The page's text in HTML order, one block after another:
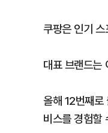
쿠팡은 인기
대표 브랜드는
올해 12번째로
비스를 경험할